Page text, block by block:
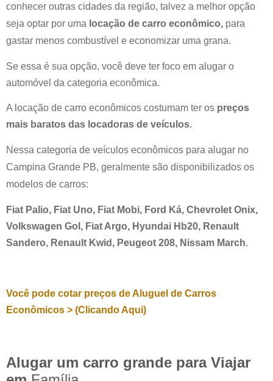
conhecer outras cidades da região, talvez a melhor opção
seja optar por uma locação de carro econômico, para
gastar menos combustível e economizar uma grana.
Se essa é sua opção, você deve ter foco em alugar o
automóvel da categoria econômica.
A locação de carro econômicos costumam ter os preços
mais baratos das locadoras de veículos.
Nessa categoria de veículos econômicos para alugar no
Campina Grande PB, geralmente são disponibilizados os
modelos de carros:
Fiat Palio, Fiat Uno, Fiat Mobi, Ford Ká, Chevrolet Onix,
Volkswagen Gol, Fiat Argo, Hyundai Hb20, Renault
Sandero, Renault Kwid, Peugeot 208, Nissam March.
Você pode cotar preços de Aluguel de Carros
Econômicos > (Clicando Aqui)
Alugar um carro grande para Viajar